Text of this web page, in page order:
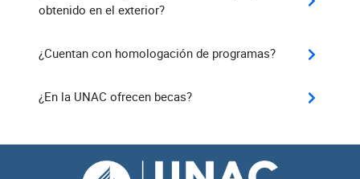
obtenido en el exterior?
¿Cuentan con homologación de programas?
¿En la UNAC ofrecen becas?